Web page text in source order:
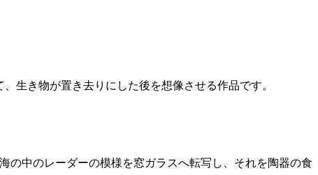
生き物が置き去りにした後を想像させる作品です。
の中のレーダーの模様を窓ガラスへ転写し、それを陶器の食